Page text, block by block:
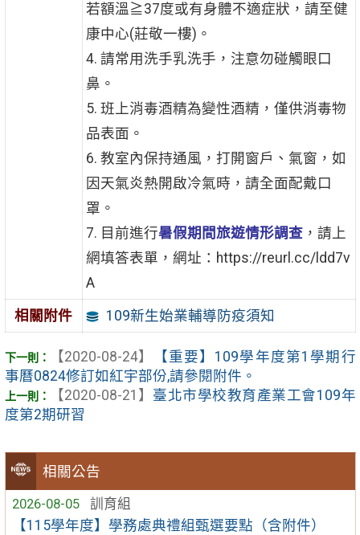
相關公告
2026-08-05
訓育組
【115學年度】學務處典禮組甄選要點（含附件）
若額溫≧37度或有身體不適症狀，請至健
康中心(莊敬一樓)。
4. 請常用洗手乳洗手，注意勿碰觸眼口
鼻。
5. 班上消毒酒精為變性酒精，僅供消毒物
品表面。
6. 教室內保持通風，打開窗戶、氣窗，如
因天氣炎熱開啟冷氣時，請全面配戴口
罩。
7. 目前進行暑假期間旅遊情形調查，請上
網填答表單，網址：https://reurl.cc/ldd7v
A
相關附件 109新生始業輔導防疫須知
【2020-08-24】
【重要】109學年度第1學期行
事曆0824修訂如紅宇部份,請參閱附件。
【2020-08-21】 臺北市學校教育產業工會109年
度第2期研習